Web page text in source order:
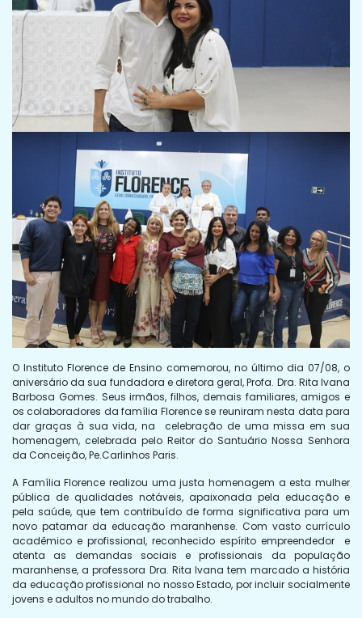
O Instituto Florence de Ensino comemorou, no último dia 07/08, o
aniversário da sua fundadora e diretora geral, Profa. Dra. Rita Ivana
Barbosa Gomes. Seus irmãos, filhos, demais familiares, amigos e
os colaboradores da família Florence se reuniram nesta data para
dar graças à sua vida, na celebração de uma missa em sua
homenagem, celebrada pelo Reitor do Santuário Nossa Senhora
da Conceição, Pe.Carlinhos Paris.
A Família Florence realizou uma justa homenagem a esta mulher
pública de qualidades notáveis, apaixonada pela educação e
pela saúde, que tem contribuído de forma significativa para um
novo patamar da educação maranhense. Com vasto currículo
acadêmico e profissional, reconhecido espírito empreendedor e
atenta as demandas sociais e profissionais da população
maranhense, a professora Dra. Rita Ivana tem marcado a história
da educação profissional no nosso Estado, por incluir socialmente
jovens e adultos no mundo do trabalho.